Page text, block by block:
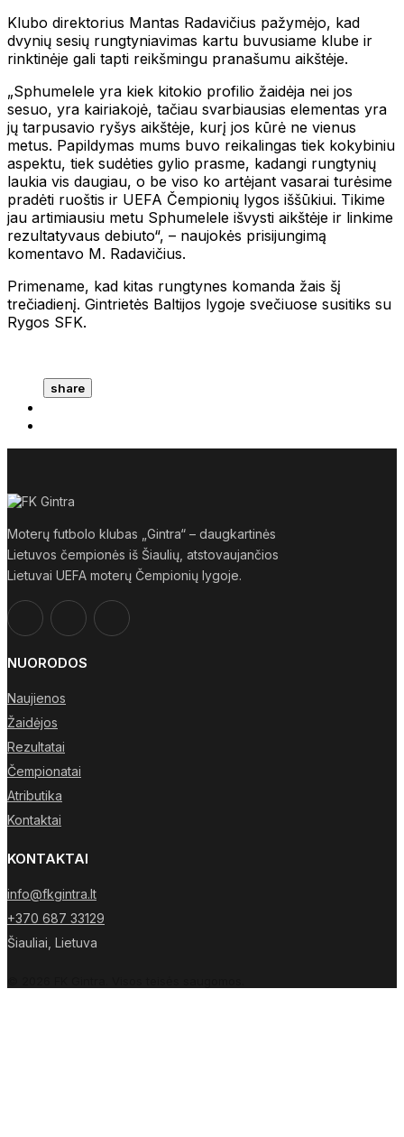
Klubo direktorius Mantas Radavičius pažymėjo, kad
dvynių sesių rungtyniavimas kartu buvusiame klube ir
rinktinėje gali tapti reikšmingu pranašumu aikštėje.
„Sphumelele yra kiek kitokio profilio žaidėja nei jos
sesuo, yra kairiakojė, tačiau svarbiausias elementas yra
jų tarpusavio ryšys aikštėje, kurį jos kūrė ne vienus
metus. Papildymas mums buvo reikalingas tiek kokybiniu
aspektu, tiek sudėties gylio prasme, kadangi rungtynių
laukia vis daugiau, o be viso ko artėjant vasarai turėsime
pradėti ruoštis ir UEFA Čempionių lygos iššūkiui. Tikime
jau artimiausiu metu Sphumelele išvysti aikštėje ir linkime
rezultatyvaus debiuto“, – naujokės prisijungimą
komentavo M. Radavičius.
Primename, kad kitas rungtynes komanda žais šį
trečiadienį. Gintrietės Baltijos lygoje svečiuose susitiks su
Rygos SFK.
share
Moterų futbolo klubas „Gintra“ – daugkartinės
Lietuvos čempionės iš Šiaulių, atstovaujančios
Lietuvai UEFA moterų Čempionių lygoje.
NUORODOS
Naujienos
Žaidėjos
Rezultatai
Čempionatai
Atributika
Kontaktai
KONTAKTAI
info@fkgintra.lt
+370 687 33129
Šiauliai, Lietuva